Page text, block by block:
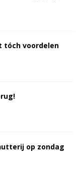
tóch voordelen
op zondag